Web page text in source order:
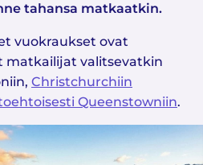
tahansa matkaatkin.
vuokraukset ovat
matkailijat valitsevatkin
Christchurchiin
Queenstowniin.